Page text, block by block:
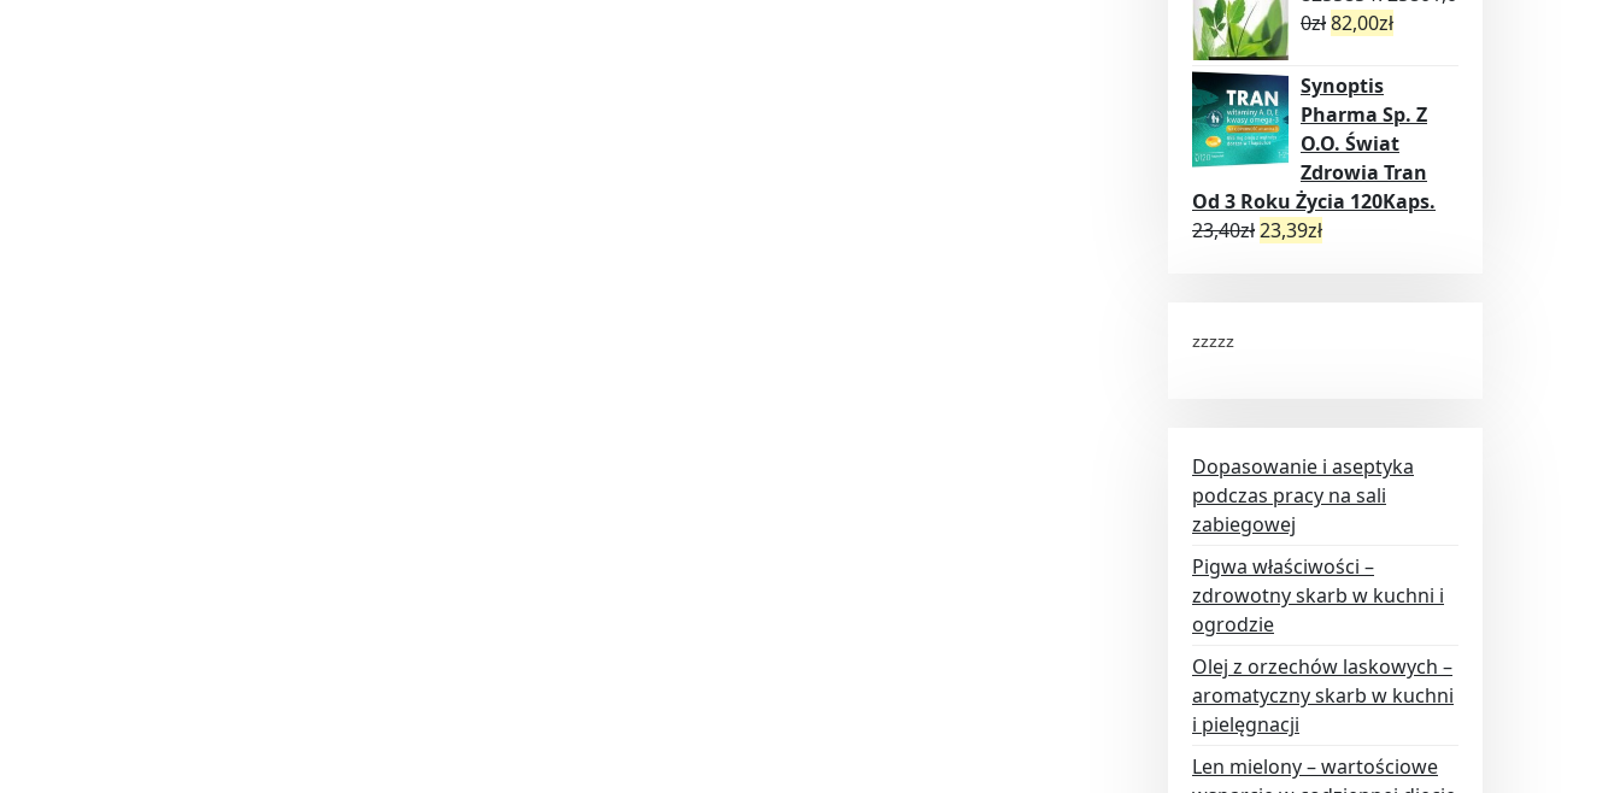
0zł82,00zł
Synoptis
Pharma Sp. Z
O.O. Świat
Zdrowia Tran
Od 3 Roku Życia 120Kaps.
23,40zł23,39zł
zzzzz
Dopasowanie i aseptyka
podczas pracy na sali
zabiegowej
Pigwa właściwości –
zdrowotny skarb w kuchni i
ogrodzie
Olej z orzechów laskowych –
aromatyczny skarb w kuchni
i pielęgnacji
Len mielony – wartościowe